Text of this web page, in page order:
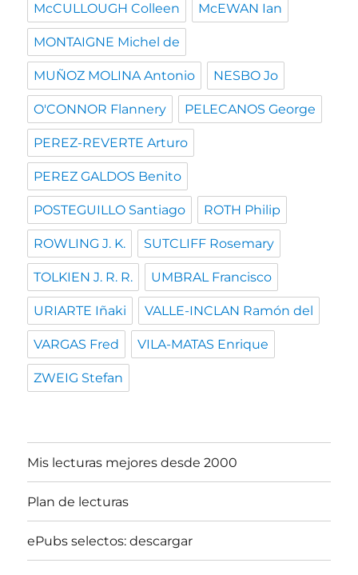
McCULLOUGH Colleen McEWAN Ian
MONTAIGNE Michel de
MUÑOZ MOLINA Antonio NESBO Jo
O'CONNOR Flannery PELECANOS George
PEREZ-REVERTE Arturo
PEREZ GALDOS Benito
POSTEGUILLO Santiago ROTH Philip
ROWLING J. K. SUTCLIFF Rosemary
TOLKIEN J. R. R. UMBRAL Francisco
URIARTE Iñaki VALLE-INCLAN Ramón del
VARGAS Fred VILA-MATAS Enrique
ZWEIG Stefan
Mis lecturas mejores desde 2000
Plan de lecturas
ePubs selectos: descargar